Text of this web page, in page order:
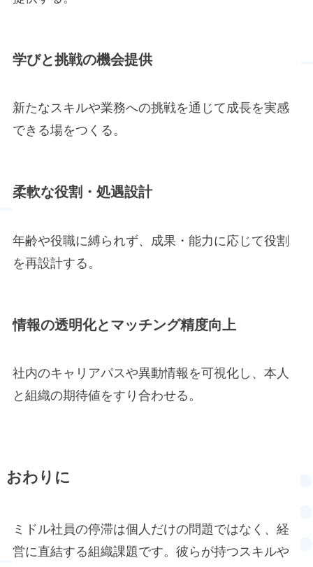
学びと挑戦の機会提供
新たなスキルや業務への挑戦を通じて成長を実感
できる場をつくる。
柔軟な役割・処遇設計
年齢や役職に縛られず、成果・能力に応じて役割
を再設計する。
情報の透明化とマッチング精度向上
社内のキャリアパスや異動情報を可視化し、本人
と組織の期待値をすり合わせる。
おわりに
ミドル社員の停滞は個人だけの問題ではなく、経
営に直結する組織課題です。彼らが持つスキルや